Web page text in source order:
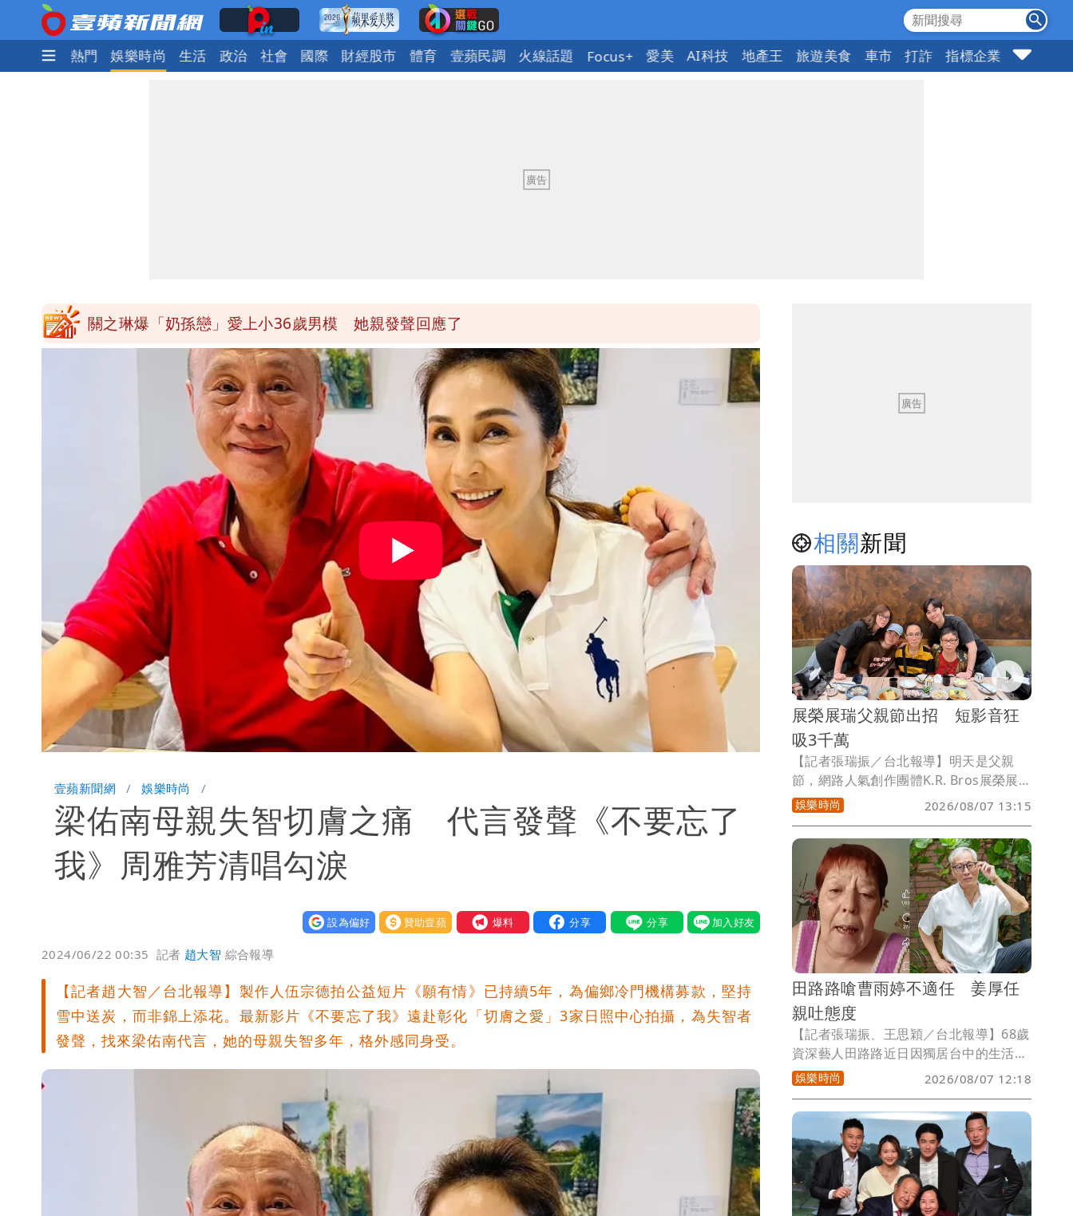
焦點 熱門 娛樂時尚 生活 政治 社會 國際 財經股市 體育 壹蘋民調 火線話題 Focus+ 愛美 AI科技 地產王 旅遊美食 車市 打詐 指標企業 壹蘋頭家
關之琳爆「奶孫戀」愛上小36歲男模 她親發聲回應了
蔡英文變「台東蔡主委」嚇壞一堆人！他驚：戰局變五五波
兆基風暴｜前董座李建成遭檢調約談！最快今晚移送
明金成離世留下雙胞胎 4歲兒與老師一段對話催淚！
蔣萬安民調只贏5％「現任優勢去哪？」她嘆：真的該緊張
慈濟遭詐10.6億！網紅揪聲明「疑點重重」 1細節避而不談
97萬網紅「肥大叔」驚傳猝逝！最後身影曝 網驚覺不對
泰國校園爆槍響！2師中彈亡20人傷 槍手疑學生
壹蘋新聞網 娛樂時尚
梁佑南母親失智切膚之痛 代言發聲《不要忘了
我》周雅芳清唱勾淚
設為偏好 贊助壹蘋 我要爆料
2024/06/22 00:35 記者 趙大智 綜合報導
【記者趙大智／台北報導】製作人伍宗德拍公益短片《願有情》已持續5年，為偏鄉冷門機構募款，堅持
雪中送炭，而非錦上添花。最新影片《不要忘了我》遠赴彰化「切膚之愛」3家日照中心拍攝，為失智者
發聲，找來梁佑南代言，她的母親失智多年，格外感同身受。
相關新聞
展榮展瑞父親節出招 短影音狂
吸3千萬
【記者張瑞振／台北報導】明天是父親
節，網路人氣創作團體K.R. Bros展榮展
瑞又有驚喜大作！兩人推出充滿歡樂氣息
的影片，不僅量身打造洗腦神曲，還設計
出超火紅的「鵝子套餐舞」，邀請多位直
播與短影音創作者一同加入，讓餐廳瞬間
變身大型歡樂舞台。影片一出迅速在
TikTok、抖音等全平台引爆狂潮，總累積
觀看次數強勢衝破3,000 萬大關，談到這
次爆紅企劃，展瑞笑稱自己一手包辦音
樂、舞蹈與影片概念，哥哥展榮則跨刀演
出。
娛樂時尚 2026/08/07 13:15
田路路嗆曹雨婷不適任 姜厚任
親吐態度
【記者張瑞振、王思穎／台北報導】68歲
資深藝人田路路近日因獨居台中的生活狀
況引發外界關注，資深女星池秋美接連兩
度發文，砲轟演藝工會理事長曹雨婷；資
深音樂人許常德也公開表達對曹雨婷的不
滿。田路路昨更在社群平台開直播，直接
點名曹雨婷，直言對方「不配當演藝工會
理事長」，同時喊話曾任演藝工會理事長
的資深藝人姜厚任，希望他能出面發聲。
對此，姜厚任今天做出回應。
娛樂時尚 2026/08/07 12:18